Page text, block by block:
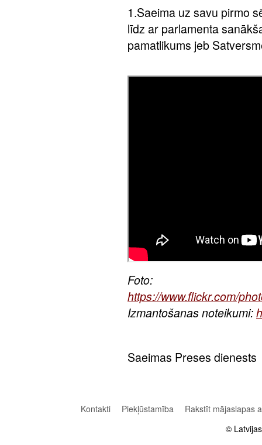
1.Saeima uz savu pirmo
līdz ar parlamenta
pamatlikums jeb
Foto:
https://www.flickr.com/
Izmantošanas noteikumi:
Saeimas Preses dienests
Kontakti Piekļūstamība
Rakstīt mājaslapas
©